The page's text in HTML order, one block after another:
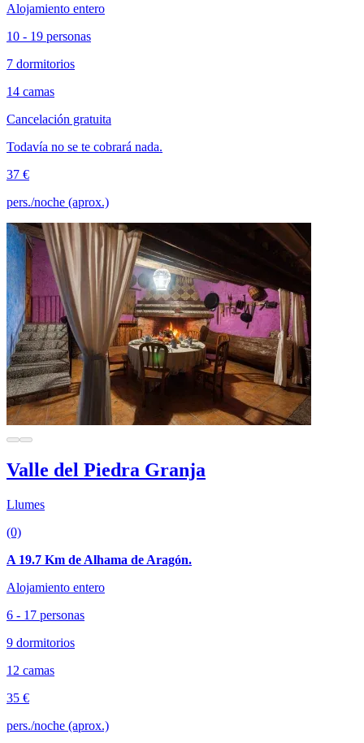
Alojamiento entero
10 - 19 personas
7 dormitorios
14 camas
Cancelación gratuita
Todavía no se te cobrará nada.
37 €
pers./noche (aprox.)
Valle del Piedra Granja
Llumes
(0)
A 19.7 Km de Alhama de Aragón.
Alojamiento entero
6 - 17 personas
9 dormitorios
12 camas
35 €
pers./noche (aprox.)